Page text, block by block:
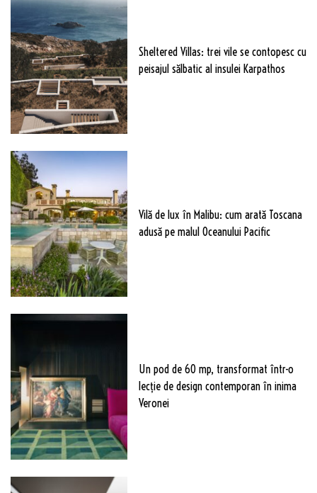
Sheltered Villas: trei vile se contopesc cu
peisajul sălbatic al insulei Karpathos
Vilă de lux în Malibu: cum arată Toscana
adusă pe malul Oceanului Pacific
Un pod de 60 mp, transformat într-o
lecție de design contemporan în inima
Veronei